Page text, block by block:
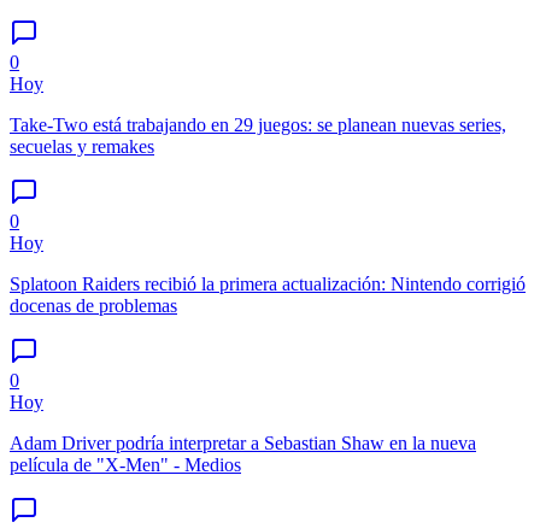
0
Hoy
Take-Two está trabajando en 29 juegos: se planean nuevas series,
secuelas y remakes
0
Hoy
Splatoon Raiders recibió la primera actualización: Nintendo corrigió
docenas de problemas
0
Hoy
Adam Driver podría interpretar a Sebastian Shaw en la nueva
película de "X-Men" - Medios